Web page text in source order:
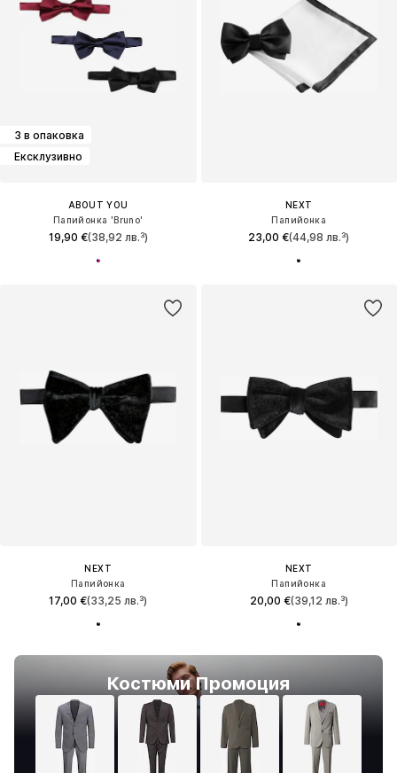
3 в опаковка
Ексклузивно
ABOUT YOU
Папийонка 'Bruno'
19,90 €(38,92 лв.³)
NEXT
Папийонка
23,00 €(44,98 лв.³)
NEXT
Папийонка
17,00 €(33,25 лв.³)
Костюми Промоция
NEXT
Папийонка
20,00 €(39,12 лв.³)